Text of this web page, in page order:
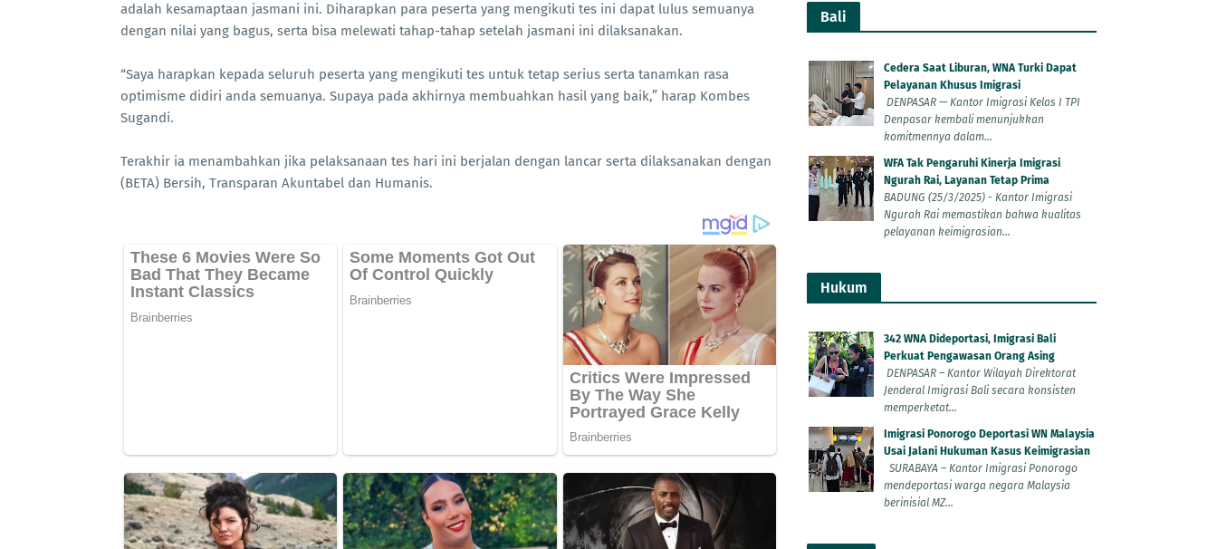
adalah kesamaptaan jasmani ini. Diharapkan para peserta yang mengikuti tes ini dapat lulus semuanya
dengan nilai yang bagus, serta bisa melewati tahap-tahap setelah jasmani ini dilaksanakan.
“Saya harapkan kepada seluruh peserta yang mengikuti tes untuk tetap serius serta tanamkan rasa
optimisme didiri anda semuanya. Supaya pada akhirnya membuahkan hasil yang baik,” harap Kombes
Sugandi.
Terakhir ia menambahkan jika pelaksanaan tes hari ini berjalan dengan lancar serta dilaksanakan dengan
(BETA) Bersih, Transparan Akuntabel dan Humanis.
Bali
Cedera Saat Liburan, WNA Turki Dapat
Pelayanan Khusus Imigrasi
DENPASAR — Kantor Imigrasi Kelas I TPI
Denpasar kembali menunjukkan
komitmennya dalam...
WFA Tak Pengaruhi Kinerja Imigrasi
Ngurah Rai, Layanan Tetap Prima
BADUNG (25/3/2025) - Kantor Imigrasi
Ngurah Rai memastikan bahwa kualitas
pelayanan keimigrasian...
Hukum
342 WNA Dideportasi, Imigrasi Bali
Perkuat Pengawasan Orang Asing
DENPASAR – Kantor Wilayah Direktorat
Jenderal Imigrasi Bali secara konsisten
memperketat...
Imigrasi Ponorogo Deportasi WN Malaysia
Usai Jalani Hukuman Kasus Keimigrasian
SURABAYA – Kantor Imigrasi Ponorogo
mendeportasi warga negara Malaysia
berinisial MZ...